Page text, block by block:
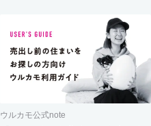
ウルカモ公式note